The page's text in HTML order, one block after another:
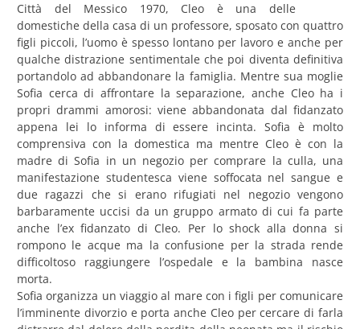
Città del Messico 1970, Cleo è una delle
domestiche della casa di un professore, sposato con quattro
figli piccoli, l’uomo è spesso lontano per lavoro e anche per
qualche distrazione sentimentale che poi diventa definitiva
portandolo ad abbandonare la famiglia. Mentre sua moglie
Sofia cerca di affrontare la separazione, anche Cleo ha i
propri drammi amorosi: viene abbandonata dal fidanzato
appena lei lo informa di essere incinta. Sofia è molto
comprensiva con la domestica ma mentre Cleo è con la
madre di Sofia in un negozio per comprare la culla, una
manifestazione studentesca viene soffocata nel sangue e
due ragazzi che si erano rifugiati nel negozio vengono
barbaramente uccisi da un gruppo armato di cui fa parte
anche l’ex fidanzato di Cleo. Per lo shock alla donna si
rompono le acque ma la confusione per la strada rende
difficoltoso raggiungere l’ospedale e la bambina nasce
morta.
Sofia organizza un viaggio al mare con i figli per comunicare
l’imminente divorzio e porta anche Cleo per cercare di farla